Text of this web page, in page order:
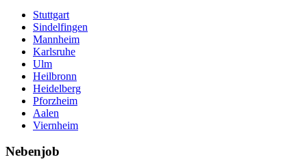
Stuttgart
Sindelfingen
Mannheim
Karlsruhe
Ulm
Heilbronn
Heidelberg
Pforzheim
Aalen
Viernheim
Nebenjob